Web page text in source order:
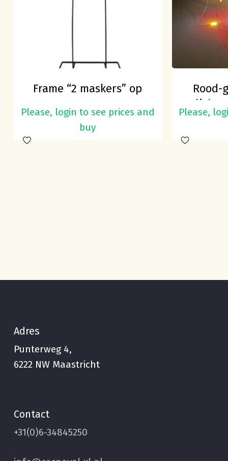
Frame “2 maskers” op
Please, login to see prices and
buy
Rood-
Please,
Adres
Punterweg 4,
6222 NW Maastricht
Contact
+31(0)6-34845250